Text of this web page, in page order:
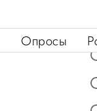
Опросы